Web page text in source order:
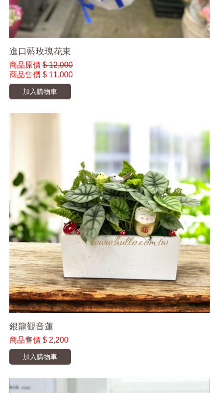
進口藍玫瑰花束
商品原價 $ 12,000
商品售價 $ 11,000
加入購物車
銀龍觀音蓮
商品售價 $ 2,200
加入購物車